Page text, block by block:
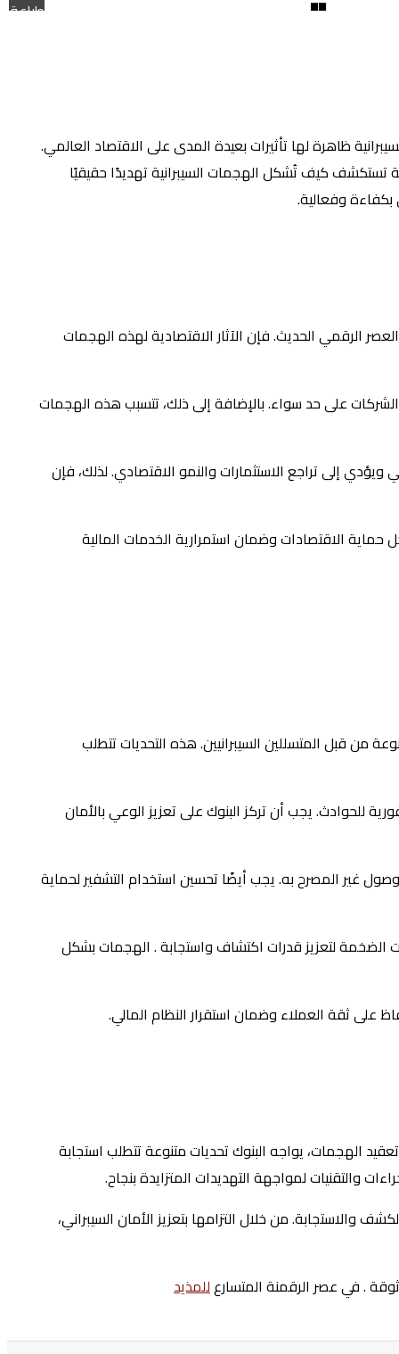
ظاهرة لها تأثيرات بعيدة المدى على الاقتصاد العالمي.
تستكشف كيف تُشكل الهجمات السيبرانية تهديدًا حقيقيًا
بكفاءة وفعالية.
الرقمي الحديث. فإن الآثار الاقتصادية لهذه الهجمات
على حد سواء. بالإضافة إلى ذلك، تتسبب هذه الهجمات
ويؤدي إلى تراجع الاستثمارات والنمو الاقتصادي. لذلك، فإن
حماية الاقتصادات وضمان استمرارية الخدمات المالية
من قبل المتسللين السيبرانيين. هذه التحديات تتطلب
للحوادث. يجب أن تركز البنوك على تعزيز الوعي بالأمان
غير المصرح به. يجب أيضًا تحسين استخدام التشفير لحماية
الضخمة لتعزيز قدرات اكتشاف واستجابة . الهجمات بشكل
على ثقة العملاء وضمان استقرار النظام المالي.
الهجمات، يواجه البنوك تحديات متنوعة تتطلب استجابة
والتقنيات لمواجهة التهديدات المتزايدة بنجاح.
والاستجابة. من خلال التزامها بتعزيز الأمان السيبراني،
. في عصر الرقمنة المتسارعللمذيد
طباعة